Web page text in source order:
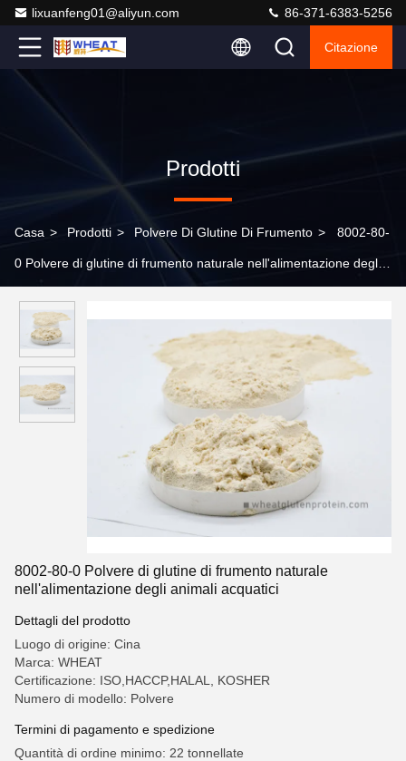
lixuanfeng01@aliyun.com 86-371-6383-5256
Citazione
Prodotti
Casa > Prodotti > Polvere Di Glutine Di Frumento > 8002-80-
0 Polvere di glutine di frumento naturale nell'alimentazione degli
8002-80-0 Polvere di glutine di frumento naturale
nell'alimentazione degli animali acquatici
Dettagli del prodotto
Luogo di origine: Cina
Marca: WHEAT
Certificazione: ISO,HACCP,HALAL, KOSHER
Numero di modello: Polvere
Termini di pagamento e spedizione
Quantità di ordine minimo: 22 tonnellate